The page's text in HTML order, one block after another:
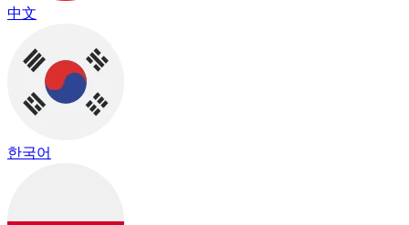
中文
한국어